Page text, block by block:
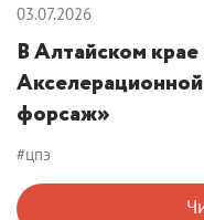
03.07.2026
В Алтайском
форсаж»
#цпэ